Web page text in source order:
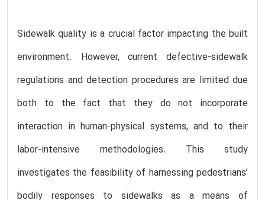
Sidewalk quality is a crucial factor impacting the built
environment. However, current defective-sidewalk
regulations and detection procedures are limited due
both to the fact that they do not incorporate
interaction in human-physical systems, and to their
labor-intensive methodologies. This study
investigates the feasibility of harnessing pedestrians’
bodily responses to sidewalks as a means of